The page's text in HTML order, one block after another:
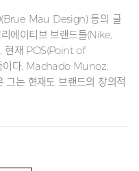
Mau Design) 등의 글
에이티브 브랜드들(Nike,
현재 POS(Point of
다. Machado Munoz,
는 현재도 브랜드의 창의적